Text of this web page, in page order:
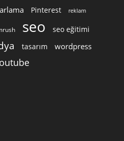
Pinterest reklam
seo seo eğitimi
tasarım wordpress